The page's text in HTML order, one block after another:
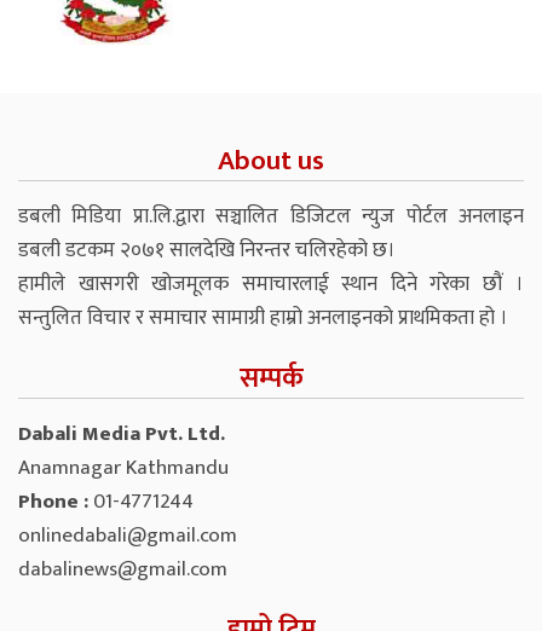
About us
डबली मिडिया प्रा.लि.द्वारा सञ्चालित डिजिटल न्युज पोर्टल अनलाइन
डबली डटकम २०७१ सालदेखि निरन्तर चलिरहेको छ।
हामीले खासगरी खोजमूलक समाचारलाई स्थान दिने गरेका छौं ।
सन्तुलित विचार र समाचार सामाग्री हाम्रो अनलाइनको प्राथमिकता हो ।
सम्पर्क
Dabali Media Pvt. Ltd.
Anamnagar Kathmandu
Phone :01-4771244
onlinedabali@gmail.com
dabalinews@gmail.com